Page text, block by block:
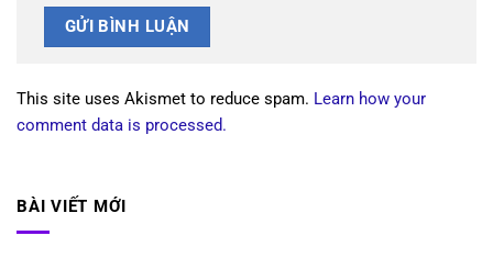
This site uses Akismet to reduce spam. Learn how your
comment data is processed.
BÀI VIẾT MỚI